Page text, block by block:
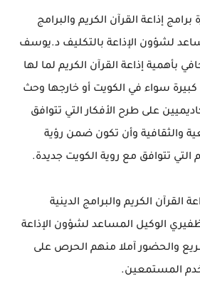
إذاعة القرآن الكريم والبرامج
لشؤون الإذاعة بالتكليف د.يوسف
بأهمية إذاعة القرآن الكريم لما لها
سواء في الكويت أو خارجها وحث
على طرح الأفكار التي تتوافق
والثقافية وأن تكون ضمن رؤية
التي تتوافق مع روية الكويت جديدة.
القرآن الكريم والبرامج الدينية
الوكيل المساعد لشؤون الإذاعة
والحضور آملا منهم الحرص على
المستمعين.